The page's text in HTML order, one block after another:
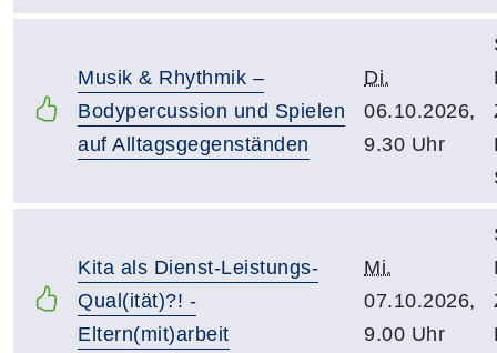
Musik & Rhythmik –
Bodypercussion und Spielen
auf Alltagsgegenständen
Di.
06.10.2026,
9.30 Uhr
Kita als Dienst-Leistungs-
Qual(ität)?! -
Eltern(mit)arbeit
Mi.
07.10.2026,
9.00 Uhr